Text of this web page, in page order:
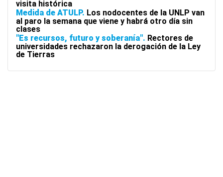
visita histórica
Medida de ATULP Los nodocentes de la UNLP van
al paro la semana que viene y habrá otro día sin
clases
"Es recursos, futuro y soberanía" Rectores de
universidades rechazaron la derogación de la Ley
de Tierras